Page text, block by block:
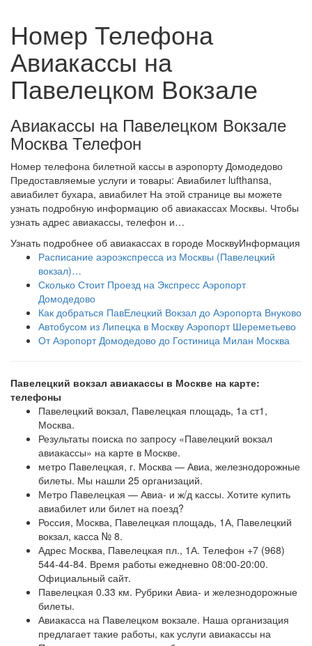
Номер Телефона
Авиакассы на
Павелецком Вокзале
Авиакассы на Павелецком Вокзале
Москва Телефон
Номер телефона билетной кассы в аэропорту Домодедово
Предоставляемые услуги и товары: Авиабилет lufthansa,
авиабилет бухара, авиабилет На этой странице вы можете
узнать подробную информацию об авиакассах Москвы. Чтобы
узнать адрес авиакассы, телефон и…
Узнать подробнее об авиакассах в городе МосквуИнформация
Расписание аэроэкспресса из Москвы (Павелецкий
вокзал)…
Сколько Стоит Проезд на Экспресс Аэропорт
Домодедово
Как добраться ПавЕлецкий Вокзал до Аэропорта Внуково
Автобусом из Липецка в Москву Аэропорт Шереметьево
От Аэропорт Домодедово до Гостиница Милан Москва
Павелецкий вокзал авиакассы в Москве на карте:
телефоны
Павелецкий вокзал, Павелецкая площадь, 1а ст1,
Москва.
Результаты поиска по запросу «Павелецкий вокзал
авиакассы» на карте в Москве.
метро Павелецкая, г. Москва — Авиа, железнодорожные
билеты. Мы нашли 25 организаций.
Метро Павелецкая — Авиа- и ж/д кассы. Хотите купить
авиабилет или билет на поезд?
Россия, Москва, Павелецкая площадь, 1А, Павелецкий
вокзал, касса № 8.
Адрес Москва, Павелецкая пл., 1А. Телефон +7 (968)
544-44-84. Время работы ежедневно 08:00-20:00.
Официальный сайт.
Павелецкая 0.33 км. Рубрики Авиа- и железнодорожные
билеты.
Авиакасса на Павелецком вокзале. Наша организация
предлагает такие работы, как услуги авиакассы на